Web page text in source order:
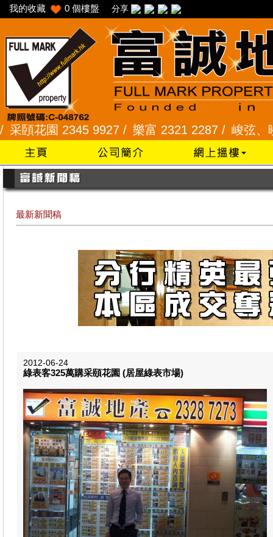
我的收藏 0 個樓盤 分享
園 2345 9927 /樂富 2321 2287 / 峻弦、曉暉
最新新聞稿
2012-06-24
綠表客325萬購采頤花園 (居屋綠表市場​)